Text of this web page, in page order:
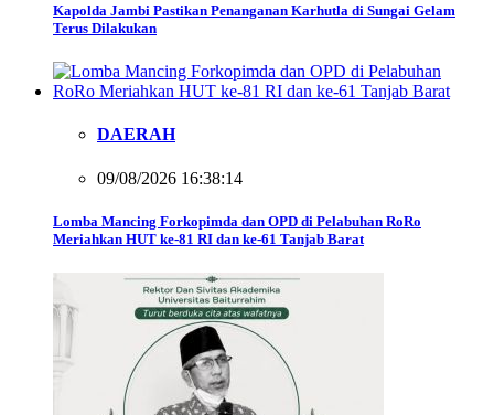
Kapolda Jambi Pastikan Penanganan Karhutla di Sungai Gelam
Terus Dilakukan
DAERAH
09/08/2026 16:38:14
Lomba Mancing Forkopimda dan OPD di Pelabuhan RoRo
Meriahkan HUT ke-81 RI dan ke-61 Tanjab Barat